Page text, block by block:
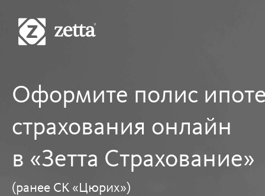
Ипотечное
страхование
Оформите полис
страхования онлайн
в «Зетта Страхование»
(ранее СК «Цюрих»)